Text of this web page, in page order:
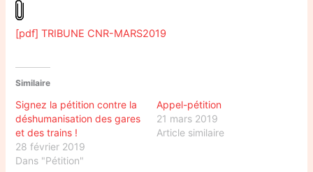
[pdf] TRIBUNE CNR-MARS2019
Similaire
Signez la pétition contre la
déshumanisation des gares
et des trains !
28 février 2019
Dans "Pétition"
Appel-pétition
21 mars 2019
Article similaire